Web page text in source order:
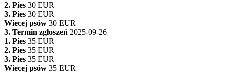
2. Pies 30 EUR
3. Pies 30 EUR
Wiecej psów 30 EUR
3. Termin zgłoszeń 2025-09-26
1. Pies 35 EUR
2. Pies 35 EUR
3. Pies 35 EUR
Wiecej psów 35 EUR